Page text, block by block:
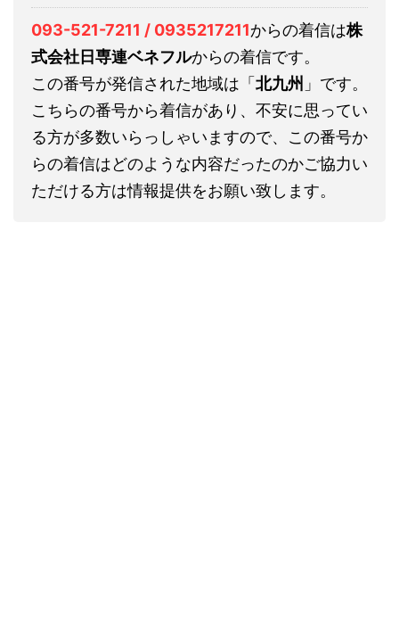
093-521-7211 / 0935217211からの着信は株
式会社日専連ベネフルからの着信です。
この番号が発信された地域は「 北九州 」です。
こちらの番号から着信があり、不安に思ってい
る方が多数いらっしゃいますので、この番号か
らの着信はどのような内容だったのかご協力い
ただける方は情報提供をお願い致します。